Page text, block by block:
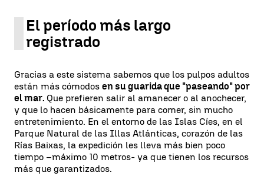
El período más largo
registrado
Gracias a este sistema sabemos que los pulpos adultos
están más cómodos en su guarida que "paseando" por
el mar. Que prefieren salir al amanecer o al anochecer,
y que lo hacen básicamente para comer, sin mucho
entretenimiento. En el entorno de las Islas Cíes, en el
Parque Natural de las Illas Atlánticas, corazón de las
Rías Baixas, la expedición les lleva más bien poco
tiempo –máximo 10 metros- ya que tienen los recursos
más que garantizados.